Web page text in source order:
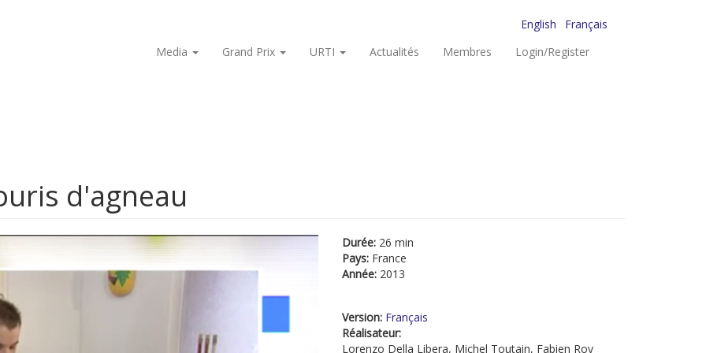
English
Français
Media
Grand Prix URTI Actualités Membres Login/Register
d'agneau
Durée: 26 min
Pays: France
Année: 2013
Version: Français
Réalisateur:
Lorenzo Della Libera, Michel Toutain, Fabien Roy